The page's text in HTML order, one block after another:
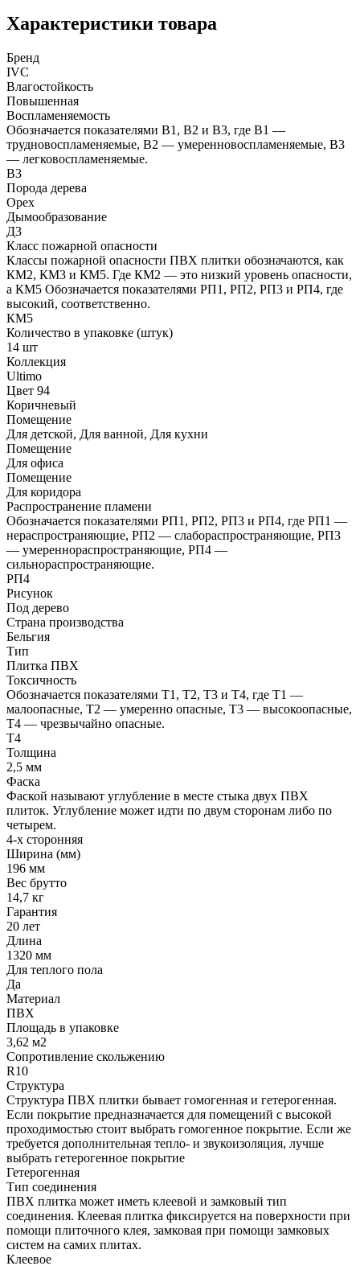
Характеристики товара
Бренд
IVC
Влагостойкость
Повышенная
Воспламеняемость
Обозначается показателями В1, В2 и В3, где В1 —
трудновоспламеняемые, В2 — умеренновоспламеняемые, В3
— легковоспламеняемые.
В3
Порода дерева
Орех
Дымообразование
Д3
Класс пожарной опасности
Классы пожарной опасности ПВХ плитки обозначаются, как
КМ2, КМ3 и КМ5. Где КМ2 — это низкий уровень опасности,
а КМ5 Обозначается показателями РП1, РП2, РП3 и РП4, где
высокий, соответственно.
КМ5
Количество в упаковке (штук)
14 шт
Коллекция
Ultimo
Цвет 94
Коричневый
Помещение
Для детской, Для ванной, Для кухни
Помещение
Для офиса
Помещение
Для коридора
Распространение пламени
Обозначается показателями РП1, РП2, РП3 и РП4, где РП1 —
нераспространяющие, РП2 — слабораспространяющие, РП3
— умереннораспространяющие, РП4 —
сильнораспространяющие.
РП4
Рисунок
Под дерево
Страна производства
Бельгия
Тип
Плитка ПВХ
Токсичность
Обозначается показателями Т1, Т2, Т3 и Т4, где Т1 —
малоопасные, Т2 — умеренно опасные, Т3 — высокоопасные,
Т4 — чрезвычайно опасные.
Т4
Толщина
2,5 мм
Фаска
Фаской называют углубление в месте стыка двух ПВХ
плиток. Углубление может идти по двум сторонам либо по
четырем.
4-х сторонняя
Ширина (мм)
196 мм
Вес брутто
14,7 кг
Гарантия
20 лет
Длина
1320 мм
Для теплого пола
Да
Материал
ПВХ
Площадь в упаковке
3,62 м2
Сопротивление скольжению
R10
Структура
Структура ПВХ плитки бывает гомогенная и гетерогенная.
Если покрытие предназначается для помещений с высокой
проходимостью стоит выбрать гомогенное покрытие. Если же
требуется дополнительная тепло- и звукоизоляция, лучше
выбрать гетерогенное покрытие
Гетерогенная
Тип соединения
ПВХ плитка может иметь клеевой и замковый тип
соединения. Клеевая плитка фиксируется на поверхности при
помощи плиточного клея, замковая при помощи замковых
систем на самих плитах.
Клеевое